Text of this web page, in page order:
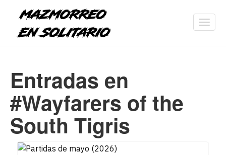
Entradas en
#Wayfarers of the
South Tigris